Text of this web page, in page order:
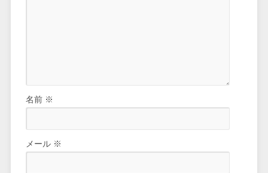
名前 ※
メール ※